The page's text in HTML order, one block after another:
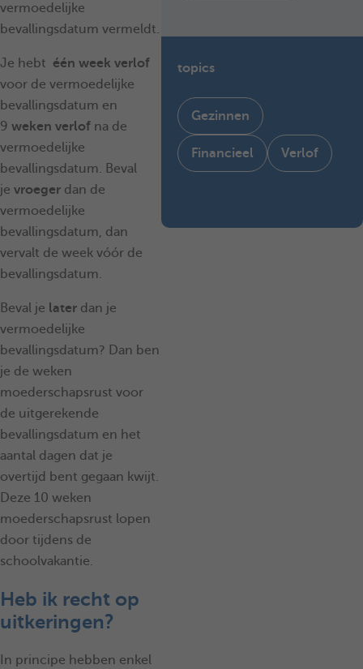
vermoedelijke
bevallingsdatum vermeldt.
Je hebt één week verlof
voor de vermoedelijke
bevallingsdatum en
9 weken verlof na de
vermoedelijke
bevallingsdatum. Beval
je vroeger dan de
vermoedelijke
bevallingsdatum, dan
vervalt de week vóór de
bevallingsdatum.
Beval je later dan je
vermoedelijke
bevallingsdatum? Dan ben
je de weken
moederschapsrust voor
de uitgerekende
bevallingsdatum en het
aantal dagen dat je
overtijd bent gegaan kwijt.
Deze 10 weken
moederschapsrust lopen
door tijdens de
schoolvakantie.
Heb ik recht op
uitkeringen?
In principe hebben enkel
topics
Gezinnen
Financieel Verlof